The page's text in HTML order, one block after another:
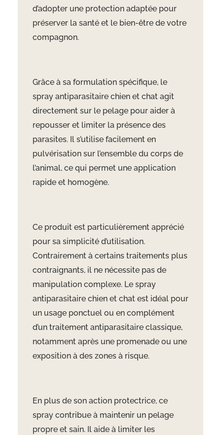
d’adopter une protection adaptée pour
préserver la santé et le bien-être de votre
compagnon.
Grâce à sa formulation spécifique, le
spray antiparasitaire chien et chat agit
directement sur le pelage pour aider à
repousser et limiter la présence des
parasites. Il s’utilise facilement en
pulvérisation sur l’ensemble du corps de
l’animal, ce qui permet une application
rapide et homogène.
Ce produit est particulièrement apprécié
pour sa simplicité d’utilisation.
Contrairement à certains traitements plus
contraignants, il ne nécessite pas de
manipulation complexe. Le spray
antiparasitaire chien et chat est idéal pour
un usage ponctuel ou en complément
d’un traitement antiparasitaire classique,
notamment après une promenade ou une
exposition à des zones à risque.
En plus de son action protectrice, ce
spray contribue à maintenir un pelage
propre et sain. Il aide à limiter les